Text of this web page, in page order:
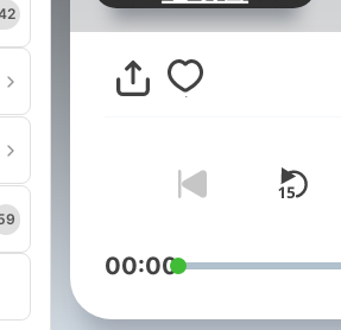
00:00